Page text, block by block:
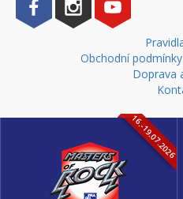
Obchodní
Doprava
16.-19.07.2026